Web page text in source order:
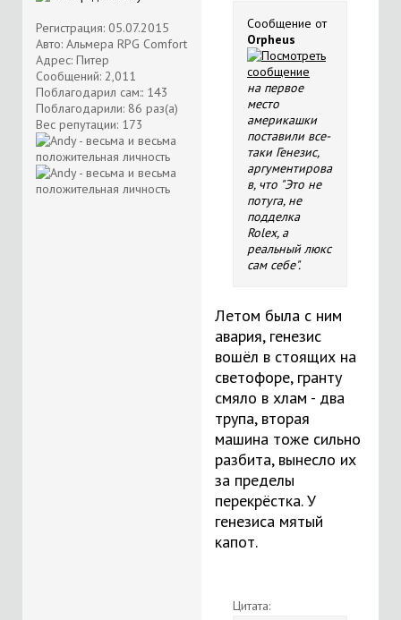
Регистрация: 05.07.2015
Авто: Альмера RPG Comfort
Адрес: Питер
Сообщений: 2,011
Поблагодарил сам:: 143
Поблагодарили: 86 раз(а)
Вес репутации: 173
Сообщение от
Orpheus
на первое
место
америкашки
поставили все-
таки Генезис,
аргументирова
в, что "Это не
потуга, не
подделка
Rolex, а
реальный люкс
сам себе".
Летом была с ним
авария, генезис
вошёл в стоящих на
светофоре, гранту
смяло в хлам - два
трупа, вторая
машина тоже сильно
разбита, вынесло их
за пределы
перекрёстка. У
генезиса мятый
капот.
Цитата: